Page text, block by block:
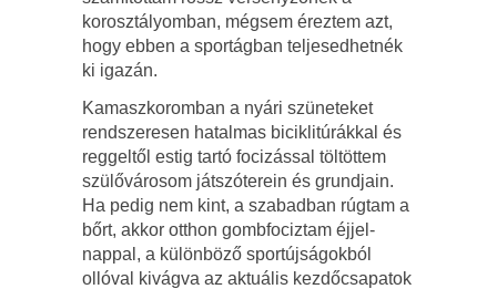
korosztályomban, mégsem éreztem azt,
hogy ebben a sportágban teljesedhetnék
ki igazán.
Kamaszkoromban a nyári szüneteket
rendszeresen hatalmas biciklitúrákkal és
reggeltől estig tartó focizással töltöttem
szülővárosom játszóterein és grundjain.
Ha pedig nem kint, a szabadban rúgtam a
bőrt, akkor otthon gombfociztam éjjel-
nappal, a különböző sportújságokból
ollóval kivágva az aktuális kezdőcsapatok